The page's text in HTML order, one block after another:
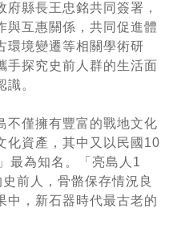
縣長王忠銘共同簽署，
與互惠關係，共同促進體
環境變遷等相關學術研
手探究史前人群的生活面
。
不僅擁有豐富的戰地文化
化資產，其中又以民國 10
最為知名。「亮島人 1
史前人，骨骼保存情況良
中，新石器時代最古老的